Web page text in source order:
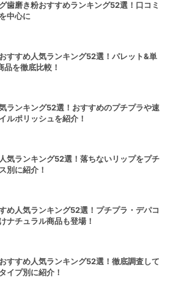
歯磨き粉おすすめランキング52選！口コミ
中心に
すすめ人気ランキング52選！パレット&単
品を徹底比較！
ランキング52選！おすすめのプチプラや速
ルポリッシュを紹介！
気ランキング52選！落ちないリップをプチ
別に紹介！
め人気ランキング52選！プチプラ・デパコ
ナチュラル商品も登場！
すすめ人気ランキング52選！徹底調査して
イプ別に紹介！